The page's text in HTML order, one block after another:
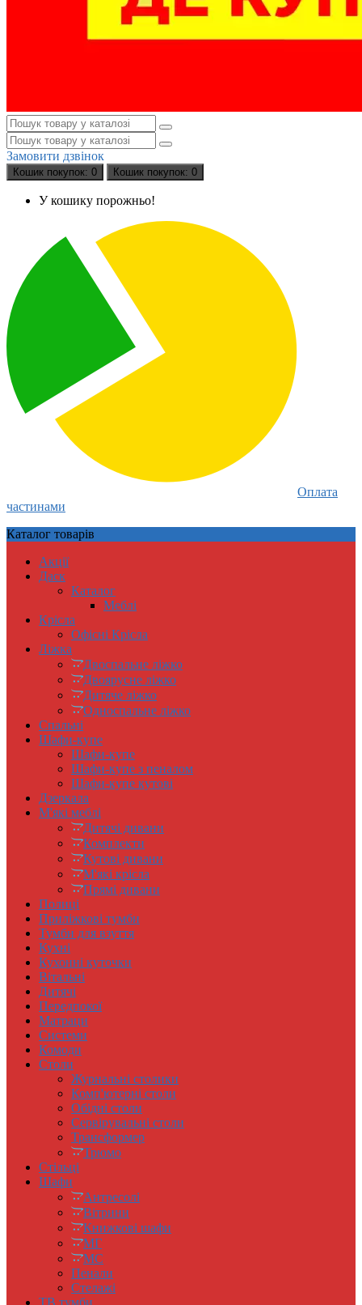
Замовити дзвінок
Кошик покупок: 0 Кошик покупок: 0
У кошику порожньо!
Оплата
частинами
Каталог товарів
Акції
Даск
Каталог
Меблі
Крісла
Офісні Крісла
Ліжка
Двоспальне ліжко
Двоярусне ліжко
Дитяче ліжко
Односпальне ліжко
Спальні
Шафи-купе
Шафи-купе
Шафи-купе з пеналом
Шафи-купе кутові
Дзеркала
М'які меблі
Дитячі дивани
Комплекти
Кутові дивани
М'які крісла
Прямі дивани
Полиці
Приліжкові тумби
Тумби для взуття
Кухні
Кухонні куточки
Вітальні
Дитячі
Передпокої
Матраци
Системи
Комоди
Столи
Журнальні столики
Комп'ютерні столи
Обідні столи
Сервірувальні столи
Трансформер
Трюмо
Стільці
Шафи
Антресолi
Вітрини
Книжковi шафи
МГ
МС
Пенали
Стелажі
ТВ тумби